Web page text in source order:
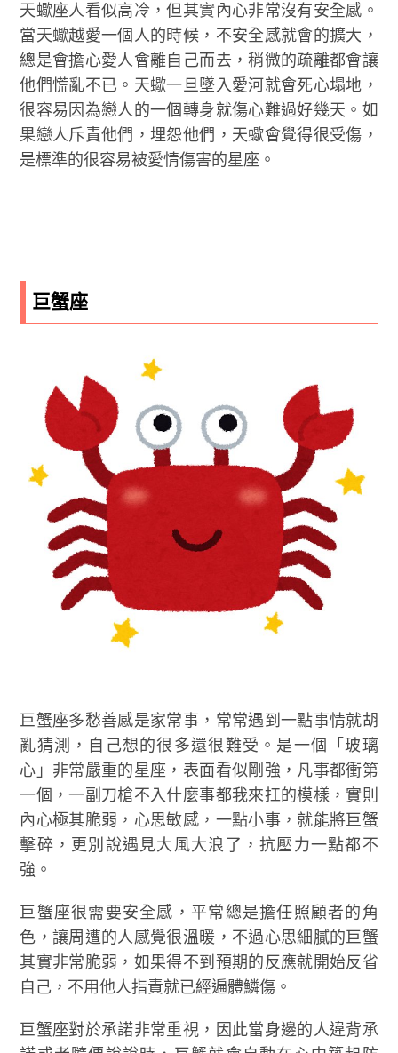
天蠍座人看似高冷，但其實內心非常沒有安全感。
當天蠍越愛一個人的時候，不安全感就會的擴大，
總是會擔心愛人會離自己而去，稍微的疏離都會讓
他們慌亂不已。天蠍一旦墜入愛河就會死心塌地，
很容易因為戀人的一個轉身就傷心難過好幾天。如
果戀人斥責他們，埋怨他們，天蠍會覺得很受傷，
是標準的很容易被愛情傷害的星座。
巨蟹座
巨蟹座多愁善感是家常事，常常遇到一點事情就胡
亂猜測，自己想的很多還很難受。是一個「玻璃
心」非常嚴重的星座，表面看似剛強，凡事都衝第
一個，一副刀槍不入什麼事都我來扛的模樣，實則
內心極其脆弱，心思敏感，一點小事，就能將巨蟹
擊碎，更別說遇見大風大浪了，抗壓力一點都不
強。
巨蟹座很需要安全感，平常總是擔任照顧者的角
色，讓周遭的人感覺很溫暖，不過心思細膩的巨蟹
其實非常脆弱，如果得不到預期的反應就開始反省
自己，不用他人指責就已經遍體鱗傷。
巨蟹座對於承諾非常重視，因此當身邊的人違背承